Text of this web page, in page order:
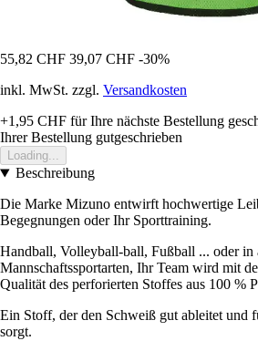
55,82 CHF 39,07 CHF -30%
inkl. MwSt. zzgl. Versandkosten
+1,95 CHF für Ihre nächste Bestellung
Ihrer Bestellung gutgeschrieben
Loading...
Beschreibung
Die Marke Mizuno entwirft hochwertige
Begegnungen oder Ihr Sporttraining.
Handball, Volleyball-ball, Fußball ... oder in
Mannschaftssportarten, Ihr Team wird mit
Qualität des perforierten Stoffes aus 100 %
Ein Stoff, der den Schweiß gut ableitet und
sorgt.